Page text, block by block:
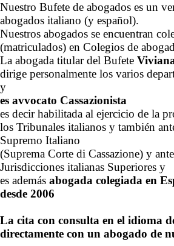
Nuestro Bufete de abogados es un
abogados italiano (y español).
Nuestros abogados se encuentran
(matriculados) en Colegios de
La abogada titular del Bufete
dirige personalmente los varios
y
es avvocato Cassazionista
es decir habilitada al ejercicio de la
los Tribunales italianos y también
Supremo Italiano
(Suprema Corte di Cassazione) y
Jurisdicciones italianas Superiores y
es además abogada colegiada en
desde 2006
La cita con consulta en el idioma
directamente con un abogado de